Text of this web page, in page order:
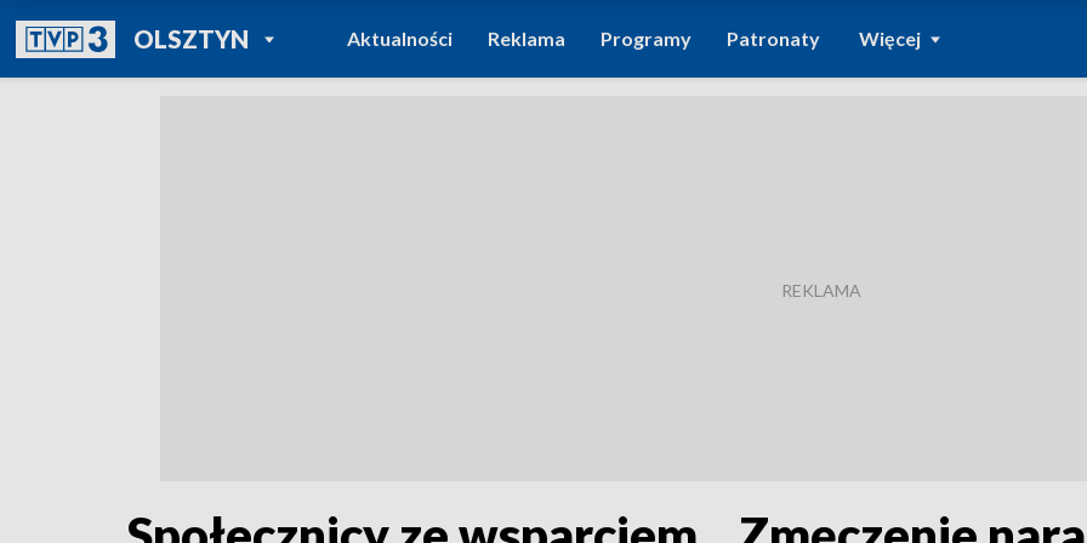
OLSZTYNPOWRÓT DO
TVP REGIONY
Aktualności Reklama Programy Patronaty Więcej